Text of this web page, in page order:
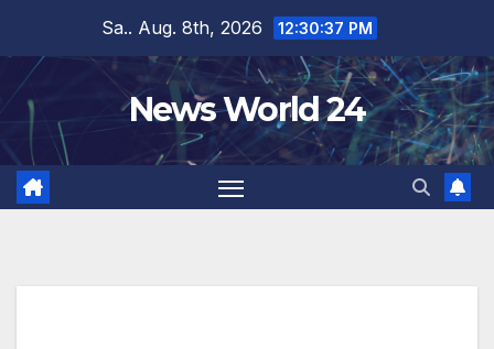
springen
Sa.. Aug. 8th, 2026 12:30:38 PM
News World 24